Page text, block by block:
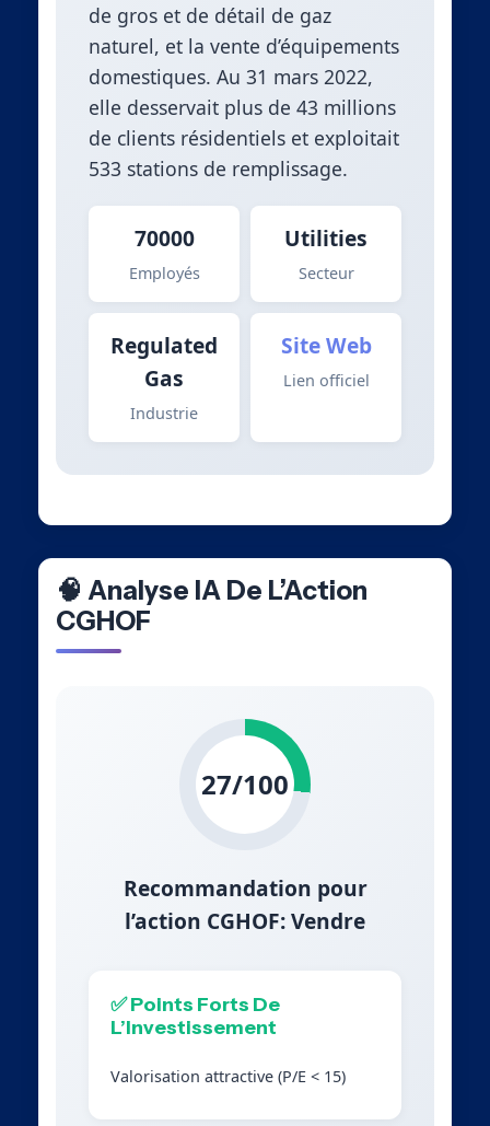
de gros et de détail de gaz
naturel, et la vente d’équipements
domestiques. Au 31 mars 2022,
elle desservait plus de 43 millions
de clients résidentiels et exploitait
533 stations de remplissage.
70000
Employés
Utilities
Secteur
Regulated
Gas
Industrie
Site Web
Lien officiel
🧠 Analyse IA De L’Action
CGHOF
27/100
Recommandation pour
l’action CGHOF: Vendre
✅ Points Forts De
L’Investissement
Valorisation attractive (P/E < 15)